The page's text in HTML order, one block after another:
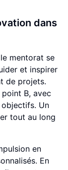
dans
mentorat se
et inspirer
de projets.
B, avec
Un
tout au long
en
En